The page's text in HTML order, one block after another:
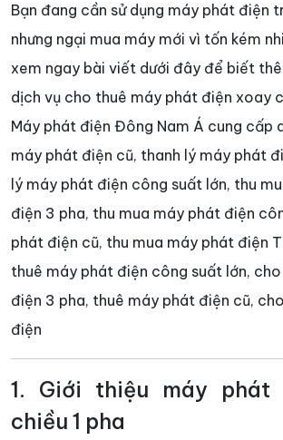
Bạn đang cần sử dụng máy phát điện
nhưng ngại mua máy mới vì tốn kém
xem ngay bài viết dưới đây để biết
dịch vụ cho thuê máy phát điện xoay
Máy phát điện Đông Nam Á cung cấp
máy phát điện cũ, thanh lý máy phát
lý máy phát điện công suất lớn, thu
điện 3 pha, thu mua máy phát điện
phát điện cũ, thu mua máy phát điện
thuê máy phát điện công suất lớn,
điện 3 pha, thuê máy phát điện cũ,
điện
1. Giới thiệu máy phát
chiều 1 pha